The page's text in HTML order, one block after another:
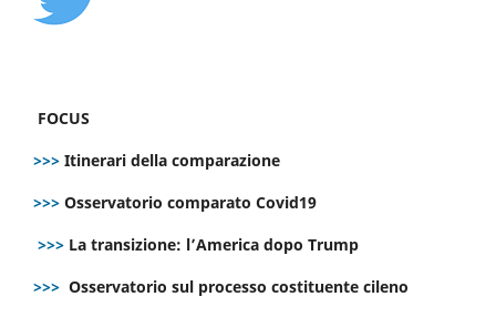
FOCUS
>>> Itinerari della comparazione
>>> Osservatorio comparato Covid19
>>> La transizione: l’America dopo Trump
>>> Osservatorio sul processo costituente cileno